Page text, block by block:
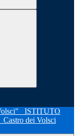
ISTITUTO
Castro dei Volsci